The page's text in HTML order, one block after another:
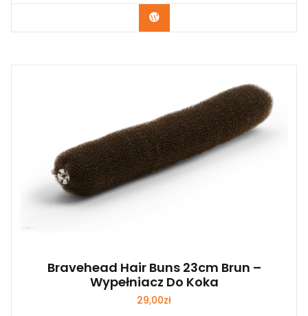
Zobacz
Bravehead Hair Buns 23cm Brun –
Wypełniacz Do Koka
29,00zł